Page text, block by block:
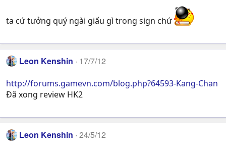
ta cứ tưởng quý ngài giấu gì trong sign chứ
Leon Kenshin 17/7/12
http://forums.gamevn.com/blog.php?64593-Kang-Chan
Đã xong review HK2
Leon Kenshin 24/5/12